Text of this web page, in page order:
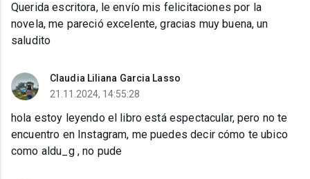
Querida escritora, le envío mis felicitaciones por la
novela, me pareció excelente, gracias muy buena, un
saludito
Claudia Liliana Garcia Lasso
21.11.2024, 14:55:28
hola estoy leyendo el libro está espectacular, pero no te
encuentro en Instagram, me puedes decir cómo te ubico
como aldu_g , no pude